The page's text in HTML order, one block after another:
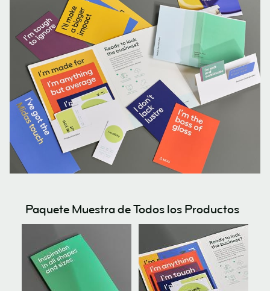
Paquete Muestra de Todos los Productos